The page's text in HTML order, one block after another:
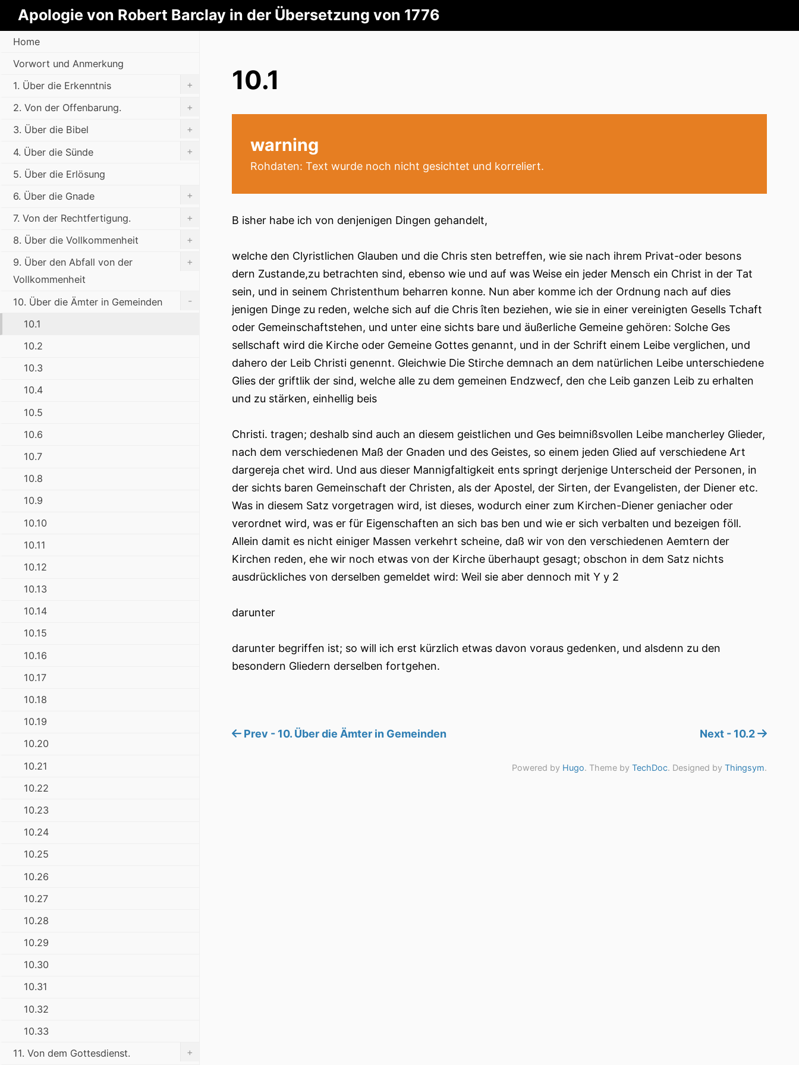
Apologie von Robert Barclay in der Übersetzung von 1776
10.1
warning
Rohdaten: Text wurde noch nicht gesichtet und korreliert.
B isher habe ich von denjenigen Dingen gehandelt,
welche den Clyristlichen Glauben und die Chris sten betreffen, wie sie nach ihrem Privat-oder besons
dern Zustande,zu betrachten sind, ebenso wie und auf was Weise ein jeder Mensch ein Christ in der Tat
sein, und in seinem Christenthum beharren konne. Nun aber komme ich der Ordnung nach auf dies
jenigen Dinge zu reden, welche sich auf die Chris îten beziehen, wie sie in einer vereinigten Gesells Tchaft
oder Gemeinschaftstehen, und unter eine sichts bare und äußerliche Gemeine gehören: Solche Ges
sellschaft wird die Kirche oder Gemeine Gottes genannt, und in der Schrift einem Leibe verglichen, und
dahero der Leib Christi genennt. Gleichwie Die Stirche demnach an dem natürlichen Leibe unterschiedene
Glies der griftlik der sind, welche alle zu dem gemeinen Endzwecf, den che Leib ganzen Leib zu erhalten
und zu stärken, einhellig beis
Christi. tragen; deshalb sind auch an diesem geistlichen und Ges beimnißsvollen Leibe mancherley Glieder,
nach dem verschiedenen Maß der Gnaden und des Geistes, so einem jeden Glied auf verschiedene Art
dargereja chet wird. Und aus dieser Mannigfaltigkeit ents springt derjenige Unterscheid der Personen, in
der sichts baren Gemeinschaft der Christen, als der Apostel, der Sirten, der Evangelisten, der Diener etc.
Was in diesem Satz vorgetragen wird, ist dieses, wodurch einer zum Kirchen-Diener geniacher oder
verordnet wird, was er für Eigenschaften an sich bas ben und wie er sich verbalten und bezeigen föll.
Allein damit es nicht einiger Massen verkehrt scheine, daß wir von den verschiedenen Aemtern der
Kirchen reden, ehe wir noch etwas von der Kirche überhaupt gesagt; obschon in dem Satz nichts
ausdrückliches von derselben gemeldet wird: Weil sie aber dennoch mit Y y 2
darunter
darunter begriffen ist; so will ich erst kürzlich etwas davon voraus gedenken, und alsdenn zu den
besondern Gliedern derselben fortgehen.
Prev - 10. Über die Ämter in Gemeinden Next - 10.2
Powered by Hugo. Theme by TechDoc. Designed by Thingsym.
Home
Vorwort und Anmerkung
1. Über die Erkenntnis
+
2. Von der Offenbarung.
+
3. Über die Bibel
+
4. Über die Sünde
+
5. Über die Erlösung
6. Über die Gnade
+
7. Von der Rechtfertigung.
+
8. Über die Vollkommenheit
+
9. Über den Abfall von der
Vollkommenheit
+
10. Über die Ämter in Gemeinden
-
10.1
10.2
10.3
10.4
10.5
10.6
10.7
10.8
10.9
10.10
10.11
10.12
10.13
10.14
10.15
10.16
10.17
10.18
10.19
10.20
10.21
10.22
10.23
10.24
10.25
10.26
10.27
10.28
10.29
10.30
10.31
10.32
10.33
11. Von dem Gottesdienst.
+